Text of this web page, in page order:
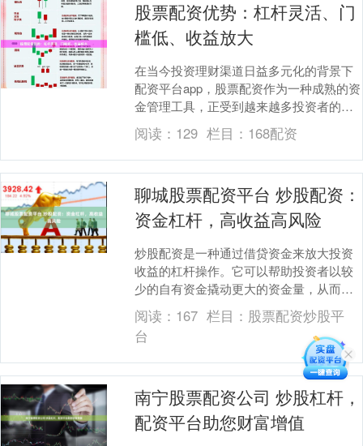
股票配资优势：杠杆灵活、门
槛低、收益放大
在当今投资理财渠道日益多元化的背景下
配资平台app，股票配资作为一种成熟的资
金管理工具，正受到越来越多投资者的关
注。所谓股票配资，是指投资者在自有资
金基础上，通....
阅读： 129 栏目： 168配资
聊城股票配资平台 炒股配资：
资金杠杆，高收益高风险
炒股配资是一种通过借贷资金来放大投资
收益的杠杆操作。它可以帮助投资者以较
少的自有资金撬动更大的资金量，从而获
得更高的收益。 * **更高的潜在收益：**杠
杆可以....
阅读： 167 栏目： 股票配资炒股平
台
南宁股票配资公司 炒股杠杆，
配资平台助您财富增值